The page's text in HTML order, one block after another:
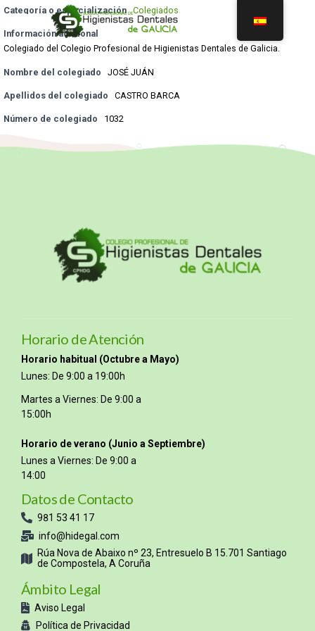
Categoría o especialización Colegiados
Información adicional
Colegiado del Colegio Profesional de Higienistas Dentales de Galicia.
Nombre del colegiado JOSÉ JUÁN
Apellidos del colegiado CASTRO BARCA
Número de colegiado 1032
Horario de Atención
Horario habitual (Octubre a Mayo)
Lunes: De 9:00 a 19:00h
Martes a Viernes: De 9:00 a
15:00h
Horario de verano (Junio a Septiembre)
Lunes a Viernes: De 9:00 a
14:00
Datos de Contacto
981 53 41 17
info@hidegal.com
Rúa Nova de Abaixo nº 23, Entresuelo B 15.701 Santiago
de Compostela, A Coruña
Ámbito Legal
Aviso Legal
Política de Privacidad